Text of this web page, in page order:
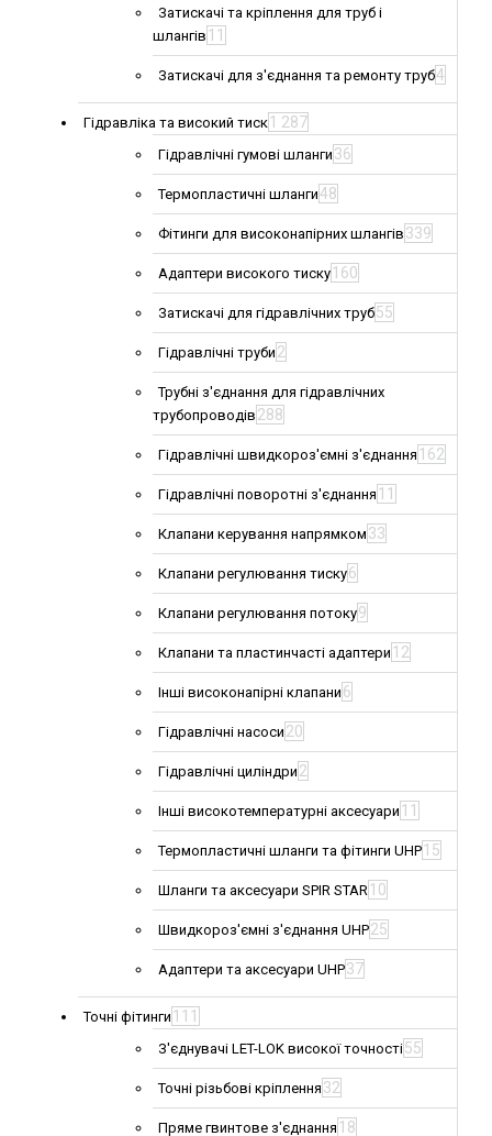
Затискачі та кріплення для труб і
шлангів 11
Затискачі для з'єднання та ремонту труб4
Гідравліка та високий тиск 1 287
Гідравлічні гумові шланги 36
Термопластичні шланги48
Фітинги для високонапірних шлангів 339
Адаптери високого тиску 160
Затискачі для гідравлічних труб55
Гідравлічні труби 2
Трубні з'єднання для гідравлічних
трубопроводів 288
Гідравлічні швидкороз'ємні з'єднання 162
Гідравлічні поворотні з'єднання 11
Клапани керування напрямком 33
Клапани регулювання тиску6
Клапани регулювання потоку9
Клапани та пластинчасті адаптери 12
Інші високонапірні клапани 6
Гідравлічні насоси 20
Гідравлічні циліндри 2
Інші високотемпературні аксесуари 11
Термопластичні шланги та фітинги UHP 15
Шланги та аксесуари SPIR STAR 10
Швидкороз'ємні з'єднання UHP25
Адаптери та аксесуари UHP37
Точні фітинги 111
З'єднувачі LET-LOK високої точності55
Точні різьбові кріплення 32
Пряме гвинтове з'єднання 18